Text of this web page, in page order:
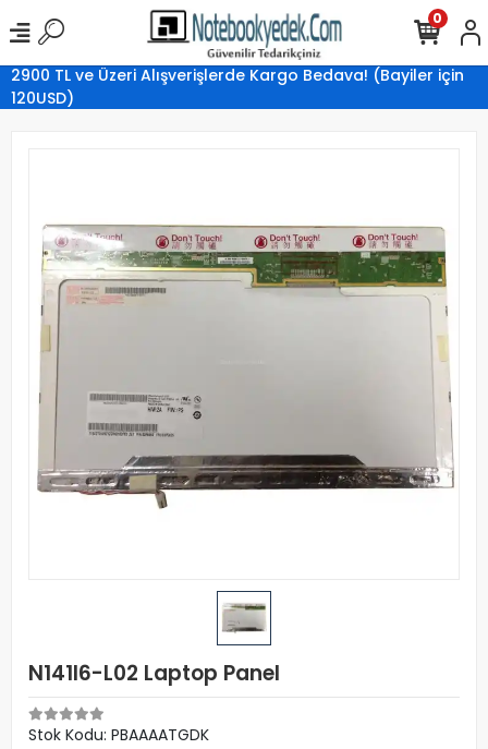
2900 TL ve Üzeri Alışverişlerde Kargo Bedava! (Bayiler için
120USD)
0
N141I6-L02 Laptop Panel
Stok Kodu: PBAAAATGDK